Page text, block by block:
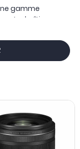
gamme
boîtier
3, APS-C ou
les différentes
grand angle,